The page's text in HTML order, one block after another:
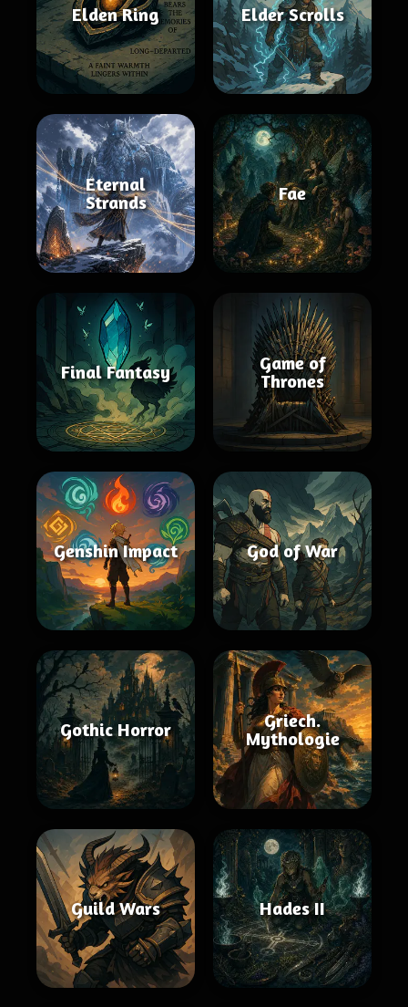
Elden Ring Elder Scrolls
Eternal
Strands
Fae
Final Fantasy
Game of
Thrones
Genshin Impact God of War
Gothic Horror
Griech.
Mythologie
Guild Wars Hades II